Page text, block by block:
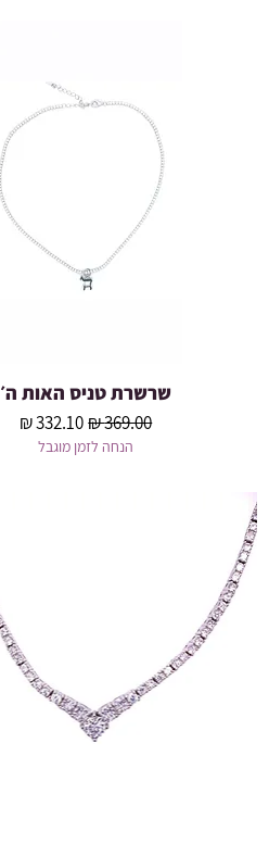
תצוגה מהירה
שרשרת טניס האות ה׳
מחיר רגיל‏369.00 ‏₪ מחיר מבצע
הנחה לזמן מוגבל